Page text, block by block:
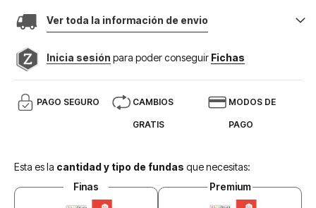
Ver toda la información de envio
Inicia sesión para poder conseguir Fichas
PAGO SEGURO CAMBIOS
GRATIS
MODOS DE
PAGO
Esta es la cantidad y tipo de fundas que necesitas:
Finas
Premium